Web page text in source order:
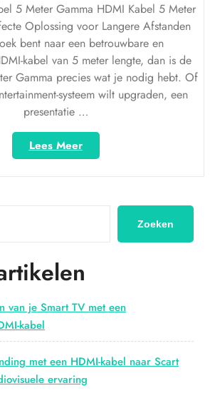
5 Meter Gamma HDMI Kabel 5 Meter
Oplossing voor Langere Afstanden
bent naar een betrouwbare en
kabel van 5 meter lengte, dan is de
Gamma precies wat je nodig hebt. Of
systeem wilt upgraden, een
presentatie …
Lees Meer“HDMI
Kabel
van
Meter
het
Assortiment:
voor
Langere
Zoeken
van je Smart TV met een
kabel
met een HDMI-kabel naar Scart
ervaring